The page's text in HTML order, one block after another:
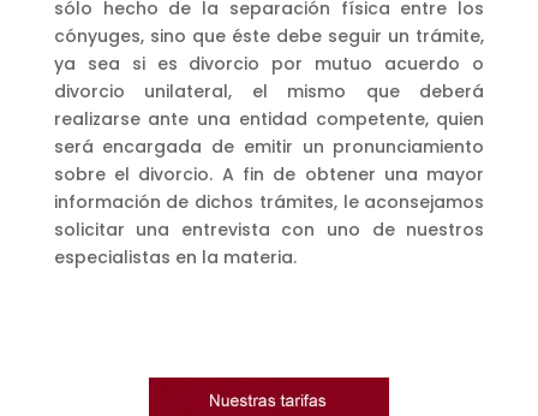
sólo hecho de la separación física entre los
cónyuges, sino que éste debe seguir un trámite,
ya sea si es divorcio por mutuo acuerdo o
divorcio unilateral, el mismo que deberá
realizarse ante una entidad competente, quien
será encargada de emitir un pronunciamiento
sobre el divorcio. A fin de obtener una mayor
información de dichos trámites, le aconsejamos
solicitar una entrevista con uno de nuestros
especialistas en la materia.